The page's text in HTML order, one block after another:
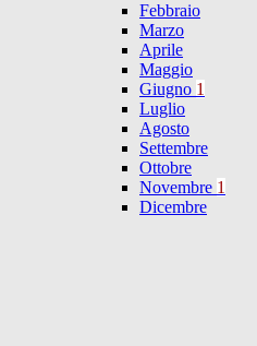
Febbraio
Marzo
Aprile
Maggio
Giugno 1
Luglio
Agosto
Settembre
Ottobre
Novembre 1
Dicembre